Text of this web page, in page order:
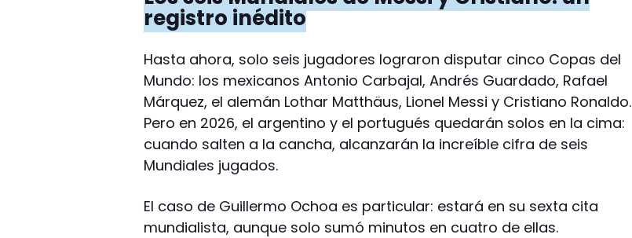
registro inédito
Hasta ahora, solo seis jugadores lograron disputar cinco Copas del
Mundo: los mexicanos Antonio Carbajal, Andrés Guardado, Rafael
Márquez, el alemán Lothar Matthäus, Lionel Messi y Cristiano Ronaldo.
Pero en 2026, el argentino y el portugués quedarán solos en la cima:
cuando salten a la cancha, alcanzarán la increíble cifra de seis
Mundiales jugados.
El caso de Guillermo Ochoa es particular: estará en su sexta cita
mundialista, aunque solo sumó minutos en cuatro de ellas.